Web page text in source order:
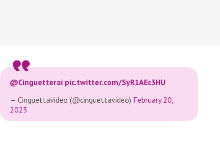
@Cinguetterai pic.twitter.com/SyR1AEc3HU
— Cinguettavideo (@cinguettavideo) February 20,
2023